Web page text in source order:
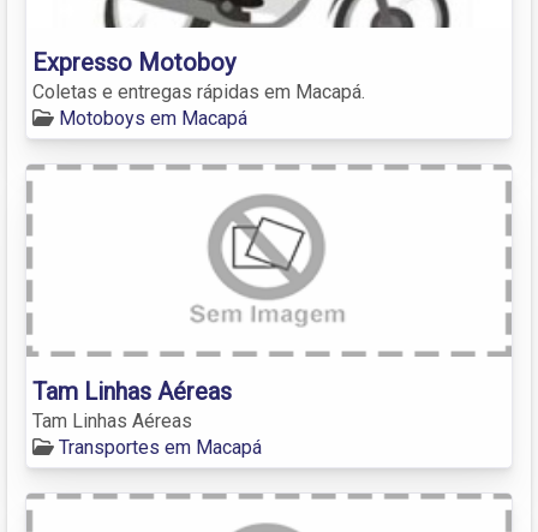
Expresso Motoboy
Coletas e entregas rápidas em Macapá.
Motoboys em Macapá
Tam Linhas Aéreas
Tam Linhas Aéreas
Transportes em Macapá